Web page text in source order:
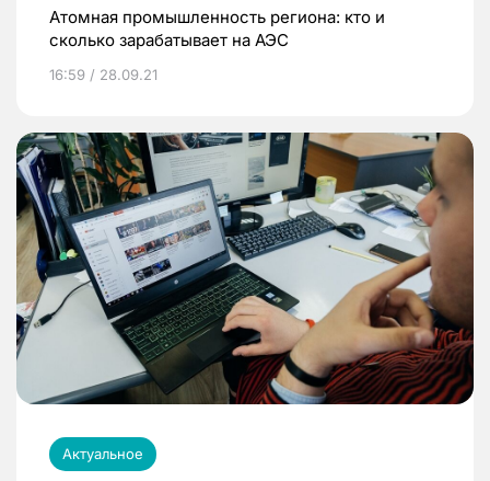
Атомная промышленность региона: кто и
сколько зарабатывает на АЭС
16:59 / 28.09.21
Актуальное